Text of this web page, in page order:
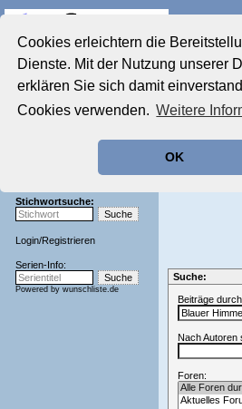
Cookies erleichtern die
Dienste. Mit der Nutzung unserer
erklären Sie sich damit
Cookies verwenden. Weitere
OK
Startseite
Aktuelles Forum
Film-Forum
Zeichentrick-Forum
Stichwortsuche:
Login/Registrieren
Serien-Info:
Powered by wunschliste.de
Forenliste •
Suche:
Beiträge
Nach Autoren
Foren: